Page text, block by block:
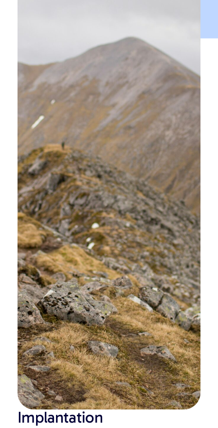
Implantation